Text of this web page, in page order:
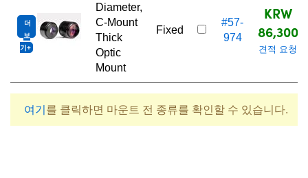
더
보
기
Diameter,
C-Mount
Thick
Optic
Mount
Fixed
#57-
974
KRW
86,300
견적 요청
여기 를 클릭하면 마운트 전 종류를 확인할 수 있습니다.